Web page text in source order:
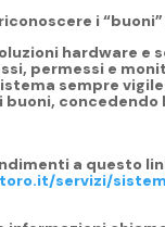
i
hardware e
permessi e
sempre vigile
buoni,
a questo
servizi/